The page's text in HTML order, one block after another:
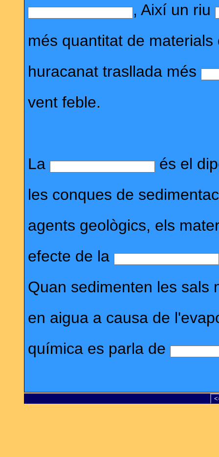
, Així un riu
més quantitat de
huracanat trasllada més
vent feble.
La
és el
les conques de
agents geològics, els
efecte de la
Quan sedimenten les sals
en aigua a causa de
química es parla de